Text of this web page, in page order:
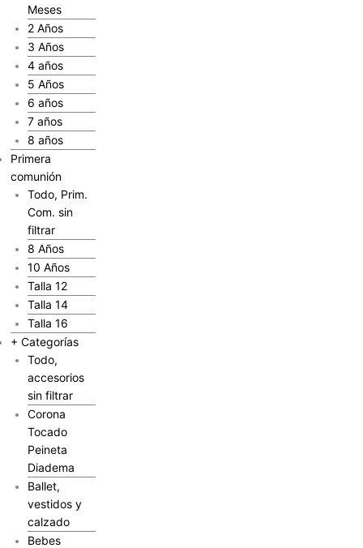
Meses
2 Años
3 Años
4 años
5 Años
6 años
7 años
8 años
Primera
comunión
Todo, Prim.
Com. sin
filtrar
8 Años
10 Años
Talla 12
Talla 14
Talla 16
+ Categorías
Todo,
accesorios
sin filtrar
Corona
Tocado
Peineta
Diadema
Ballet,
vestidos y
calzado
Bebes